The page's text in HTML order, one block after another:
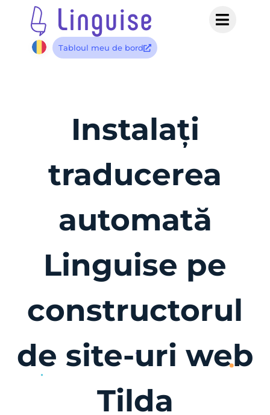
Tabloul meu de bord
Instalați
traducerea
automată
Linguise pe
constructorul
de site-uri web
Tilda